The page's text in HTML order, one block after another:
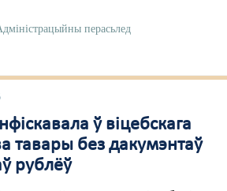
перасьлед
ў віцебскага
тавары без дакумэнтаў
рублёў